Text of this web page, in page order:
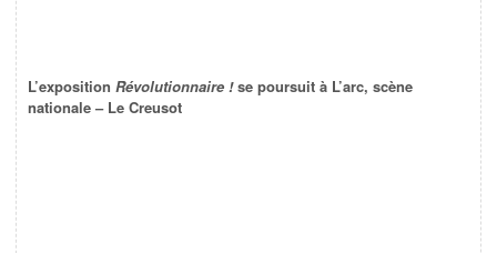
L’exposition Révolutionnaire !se poursuit à L’arc, scène
nationale – Le Creusot